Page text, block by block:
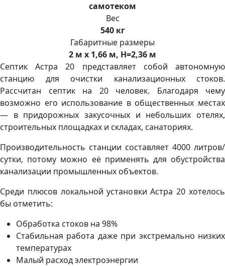
самотеком
Вес
540 кг
Габаритные размеры
2 м x 1,66 м, H=2,36 м
Септик Астра 20 представляет собой автономную
станцию для очистки канализационных стоков.
Рассчитан септик на 20 человек. Благодаря чему
возможно его использование в общественных местах
— в придорожных закусочных и небольших отелях,
строительных площадках и складах, санаториях.
Производительность станции составляет 4000 литров/
сутки, потому можно её применять для обустройства
канализации промышленных объектов.
Среди плюсов локальной установки Астра 20 хотелось
бы отметить:
Обработка стоков на 98%
Стабильная работа даже при экстремально низких
температурах
Малый расход электроэнергии